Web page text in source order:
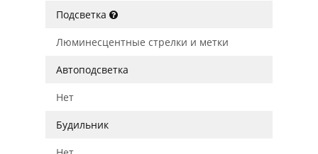
Подсветка
Люминесцентные стрелки и метки
Автоподсветка
Нет
Будильник